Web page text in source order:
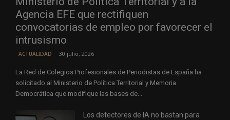
Agencia EFE que rectifiquen
convocatorias de empleo por favorecer el
intrusismo
ACTUALIDAD 30 julio, 2026
La Red de Colegios Profesionales de Periodistas de España ha
solicitado al Ministerio de Política Territorial y Memoria
Democrática que modifique las bases de...
Los detectores de IA no bastan para